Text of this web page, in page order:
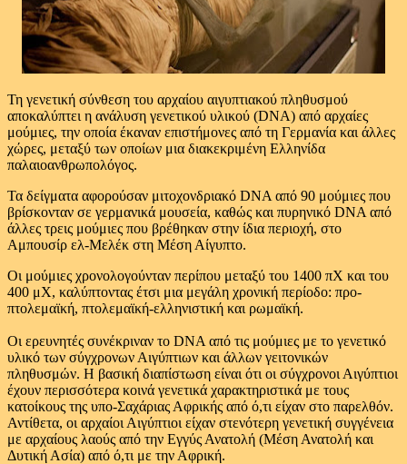
Τη γενετική σύνθεση του αρχαίου αιγυπτιακού πληθυσμού
αποκαλύπτει η ανάλυση γενετικού υλικού (DNA) από αρχαίες
μούμιες, την οποία έκαναν επιστήμονες από τη Γερμανία και άλλες
χώρες, μεταξύ των οποίων μια διακεκριμένη Ελληνίδα
παλαιοανθρωπολόγος.
Τα δείγματα αφορούσαν μιτοχονδριακό DNA από 90 μούμιες που
βρίσκονταν σε γερμανικά μουσεία, καθώς και πυρηνικό DNA από
άλλες τρεις μούμιες που βρέθηκαν στην ίδια περιοχή, στο
Αμπουσίρ ελ-Μελέκ στη Μέση Αίγυπτο.
Οι μούμιες χρονολογούνταν περίπου μεταξύ του 1400 πΧ και του
400 μΧ, καλύπτοντας έτσι μια μεγάλη χρονική περίοδο: προ-
πτολεμαϊκή, πτολεμαϊκή-ελληνιστική και ρωμαϊκή.
Οι ερευνητές συνέκριναν το DNA από τις μούμιες με το γενετικό
υλικό των σύγχρονων Αιγύπτιων και άλλων γειτονικών
πληθυσμών. Η βασική διαπίστωση είναι ότι οι σύγχρονοι Αιγύπτιοι
έχουν περισσότερα κοινά γενετικά χαρακτηριστικά με τους
κατοίκους της υπο-Σαχάριας Αφρικής από ό,τι είχαν στο παρελθόν.
Αντίθετα, οι αρχαίοι Αιγύπτιοι είχαν στενότερη γενετική συγγένεια
με αρχαίους λαούς από την Εγγύς Ανατολή (Μέση Ανατολή και
Δυτική Ασία) από ό,τι με την Αφρική.